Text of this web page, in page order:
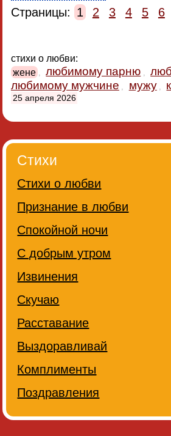
Страницы: 1 2 3 4 5 6
стихи о любви:
жене , любимому парню ,
любимому мужчине , мужу ,
25 апреля 2026
Стихи
Стихи о любви
Признание в любви
Спокойной ночи
С добрым утром
Извинения
Скучаю
Расставание
Выздоравливай
Комплименты
Поздравления